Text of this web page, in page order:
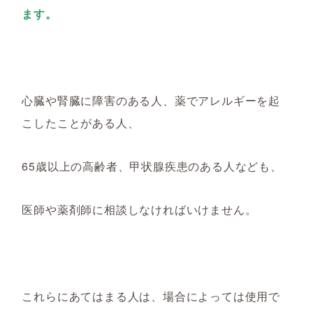
ます。
心臓や腎臓に障害のある人、 薬でアレルギーを起
こしたことがある人、
65歳以上の高齢者、甲状腺疾患のある人なども、
医師や薬剤師に相談しなければいけません。
これらにあてはまる人は、場合によっては使用で